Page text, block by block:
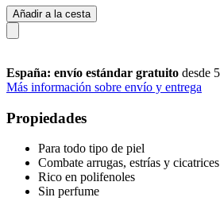
Añadir a la cesta
España: envío estándar gratuito desde
Más información sobre envío y entrega
Propiedades
Para todo tipo de piel
Combate arrugas, estrías y cicatrices
Rico en polifenoles
Sin perfume